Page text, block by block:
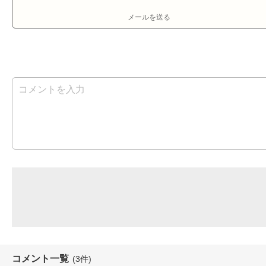
メールを送る
コメント一覧 (3件)